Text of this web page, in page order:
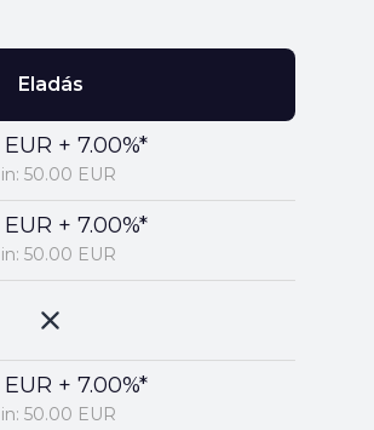
Eladás
+ 7.00%*
50.00 EUR
+ 7.00%*
50.00 EUR
+ 7.00%*
50.00 EUR